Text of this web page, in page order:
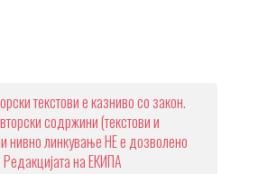
текстови е казниво со закон.
содржини (текстови и
нивно линкување НЕ е дозволено
на ЕКИПА